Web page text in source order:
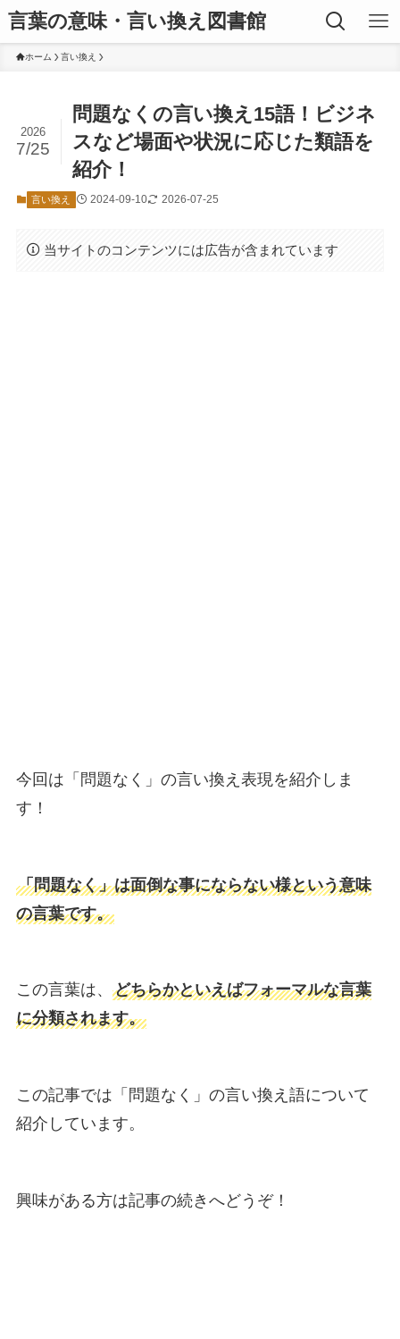
言葉の意味・言い換え図書館
ホーム 言い換え
問題なくの言い換え15語！ビジネ
スなど場面や状況に応じた類語を
紹介！
2026
7/25
言い換え 2024-09-10 2026-07-25
当サイトのコンテンツには広告が含まれています
今回は「問題なく」の言い換え表現を紹介しま
す！
「問題なく」は面倒な事にならない様という意味
の言葉です。
この言葉は、 どちらかといえばフォーマルな言葉
に分類されます。
この記事では「問題なく」の言い換え語について
紹介しています。
興味がある方は記事の続きへどうぞ！